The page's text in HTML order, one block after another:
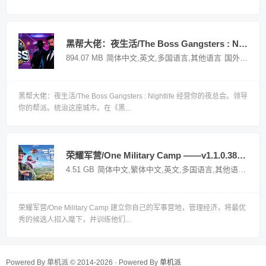
黑帮大佬：夜生活/The Boss Gangsters : Nightlife——多国语言（含简体中文）免安装解压即玩版
894.07 MB 简体中文,英文,多国语言,其他语言 国外游戏
黑帮大佬：夜生活/The Boss Gangsters : Nightlife 经营你的夜总会。领导
你的帮派。统治这座城市。在《黑...
荣耀军营/One Military Camp ——v1.1.0.38多国语言（含简体中文）免安装解压即玩版
4.51 GB 简体中文,繁体中文,英文,多国语言,其他语言
荣耀军营/One Military Camp 建立你自己的军事营地，管理经济，将最优
秀的候选人招入麾下，并训练他们...
Powered By 单机派 © 2014-2026 · Powered By 单机派